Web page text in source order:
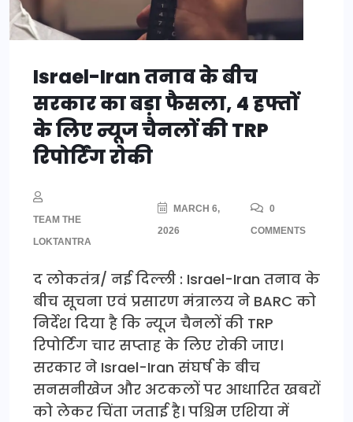
Israel-Iran तनाव के बीच
सरकार का बड़ा फैसला, 4 हफ्तों
के लिए न्यूज चैनलों की TRP
रिपोर्टिंग रोकी
TEAM THE
LOKTANTRA
MARCH 6,
2026
0
COMMENTS
द लोकतंत्र/ नई दिल्ली : Israel-Iran तनाव के
बीच सूचना एवं प्रसारण मंत्रालय ने BARC को
निर्देश दिया है कि न्यूज चैनलों की TRP
रिपोर्टिंग चार सप्ताह के लिए रोकी जाए।
सरकार ने Israel-Iran संघर्ष के बीच
सनसनीखेज और अटकलों पर आधारित खबरों
को लेकर चिंता जताई है। पश्चिम एशिया में